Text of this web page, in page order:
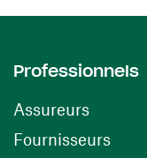
Professionnels
Assureurs
Fournisseurs